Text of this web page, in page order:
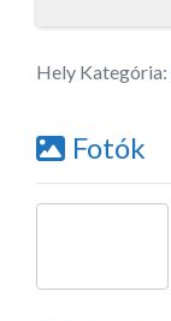
Hely Kategória:
Fotók